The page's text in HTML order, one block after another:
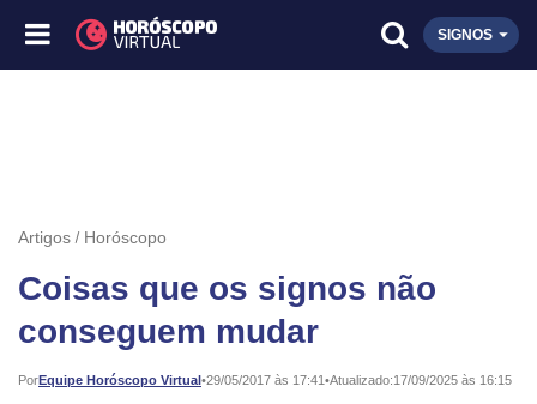
SIGNOS
Artigos Horóscopo
Coisas que os signos não
conseguem mudar
PorEquipe Horóscopo Virtual•
Publicado: 29/05/2017 às 17:41•Atualizado:17/09/2025 às 16:15